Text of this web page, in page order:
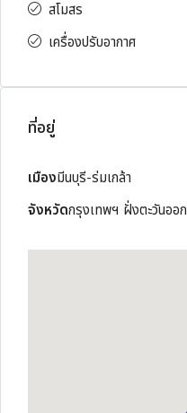
สโมสร
เครื่องปรับอากาศ
ที่อยู่
เมืองมีนบุรี-ร่มเกล้า
จังหวัดกรุงเทพฯ ฝั่งตะวันออก